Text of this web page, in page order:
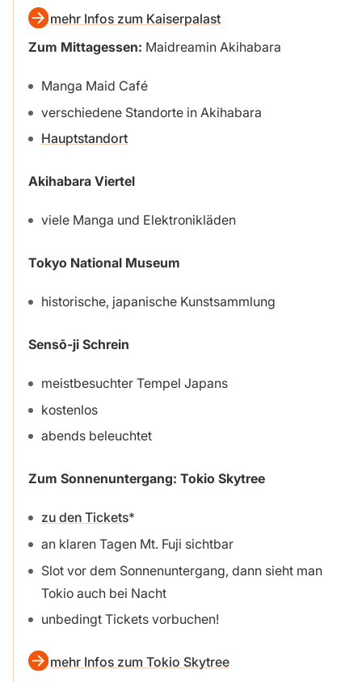
mehr Infos zum Kaiserpalast
Zum Mittagessen: Maidreamin Akihabara
Manga Maid Café
verschiedene Standorte in Akihabara
Hauptstandort
Akihabara Viertel
viele Manga und Elektronikläden
Tokyo National Museum
historische, japanische Kunstsammlung
Sensō-ji Schrein
meistbesuchter Tempel Japans
kostenlos
abends beleuchtet
Zum Sonnenuntergang: Tokio Skytree
zu den Tickets
an klaren Tagen Mt. Fuji sichtbar
Slot vor dem Sonnenuntergang, dann sieht man
Tokio auch bei Nacht
unbedingt Tickets vorbuchen!
mehr Infos zum Tokio Skytree